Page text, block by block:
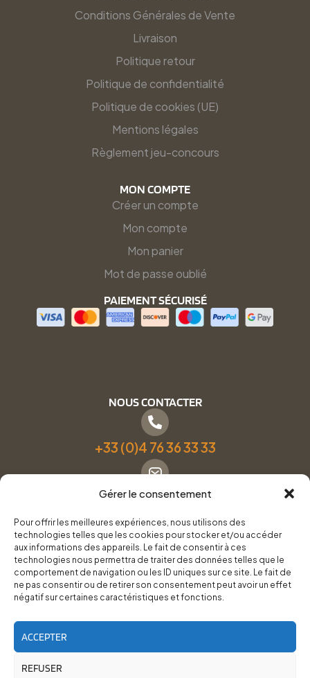
Gérer le consentement
Pour offrir les meilleures expériences, nous utilisons des
technologies telles que les cookies pour stocker et/ou accéder
aux informations des appareils. Le fait de consentir à ces
technologies nous permettra de traiter des données telles que le
comportement de navigation ou les ID uniques sur ce site. Le fait de
ne pas consentir ou de retirer son consentement peut avoir un effet
négatif sur certaines caractéristiques et fonctions.
ACCEPTER
REFUSER
Conditions Générales de Vente
Livraison
Politique retour
Politique de confidentialité
Politique de cookies (UE)
Mentions légales
Règlement jeu-concours
MON COMPTE
Créer un compte
Mon compte
Mon panier
Mot de passe oublié
PAIEMENT SÉCURISÉ
NOUS CONTACTER
+33 (0)4 76 36 33 33
Formulaire de contact
Pneus Services Loisirs - Garage Point S - 28 Bd Denfert
Rochereau, 38500 Voiron
RoadTrip Équipement/Pneus Services Loisirs - 2026